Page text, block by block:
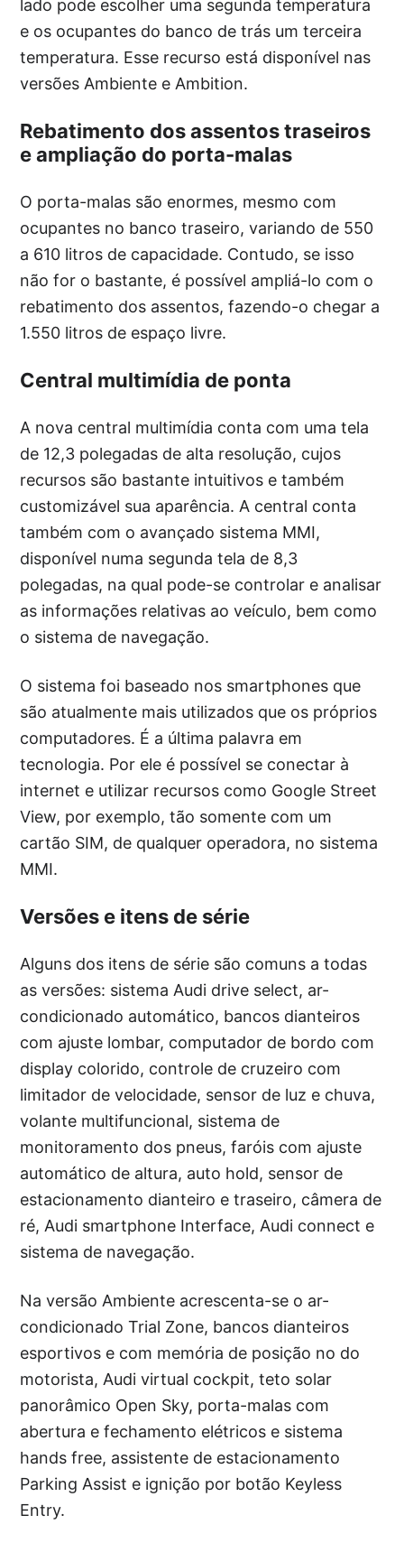
lado pode escolher uma segunda temperatura
e os ocupantes do banco de trás um terceira
temperatura. Esse recurso está disponível nas
versões Ambiente e Ambition.
Rebatimento dos assentos traseiros
e ampliação do porta-malas
O porta-malas são enormes, mesmo com
ocupantes no banco traseiro, variando de 550
a 610 litros de capacidade. Contudo, se isso
não for o bastante, é possível ampliá-lo com o
rebatimento dos assentos, fazendo-o chegar a
1.550 litros de espaço livre.
Central multimídia de ponta
A nova central multimídia conta com uma tela
de 12,3 polegadas de alta resolução, cujos
recursos são bastante intuitivos e também
customizável sua aparência. A central conta
também com o avançado sistema MMI,
disponível numa segunda tela de 8,3
polegadas, na qual pode-se controlar e analisar
as informações relativas ao veículo, bem como
o sistema de navegação.
O sistema foi baseado nos smartphones que
são atualmente mais utilizados que os próprios
computadores. É a última palavra em
tecnologia. Por ele é possível se conectar à
internet e utilizar recursos como Google Street
View, por exemplo, tão somente com um
cartão SIM, de qualquer operadora, no sistema
MMI.
Versões e itens de série
Alguns dos itens de série são comuns a todas
as versões: sistema Audi drive select, ar-
condicionado automático, bancos dianteiros
com ajuste lombar, computador de bordo com
display colorido, controle de cruzeiro com
limitador de velocidade, sensor de luz e chuva,
volante multifuncional, sistema de
monitoramento dos pneus, faróis com ajuste
automático de altura, auto hold, sensor de
estacionamento dianteiro e traseiro, câmera de
ré, Audi smartphone Interface, Audi connect e
sistema de navegação.
Na versão Ambiente acrescenta-se o ar-
condicionado Trial Zone, bancos dianteiros
esportivos e com memória de posição no do
motorista, Audi virtual cockpit, teto solar
panorâmico Open Sky, porta-malas com
abertura e fechamento elétricos e sistema
hands free, assistente de estacionamento
Parking Assist e ignição por botão Keyless
Entry.